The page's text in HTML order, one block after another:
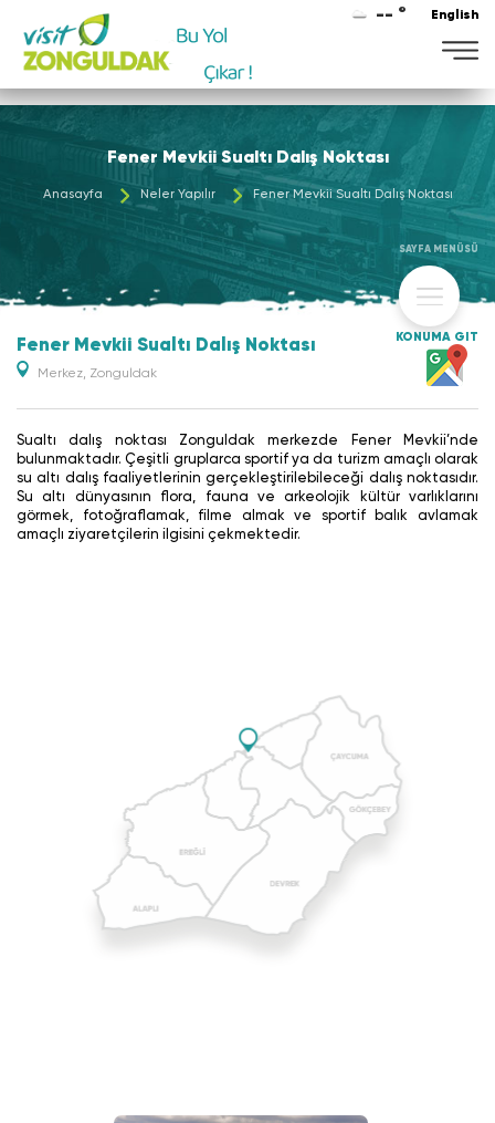
-- ° English
Fener Mevkii Sualtı Dalış Noktası
Anasayfa Neler Yapılır Fener Mevkii Sualtı Dalış Noktası
SAYFA MENÜSÜ
Fener Mevkii Sualtı Dalış Noktası
Merkez, Zonguldak
KONUMA GİT
Sualtı dalış noktası Zonguldak merkezde Fener Mevkii’nde
bulunmaktadır. Çeşitli gruplarca sportif ya da turizm amaçlı olarak
su altı dalış faaliyetlerinin gerçekleştirilebileceği dalış noktasıdır.
Su altı dünyasının flora, fauna ve arkeolojik kültür varlıklarını
görmek, fotoğraflamak, filme almak ve sportif balık avlamak
amaçlı ziyaretçilerin ilgisini çekmektedir.